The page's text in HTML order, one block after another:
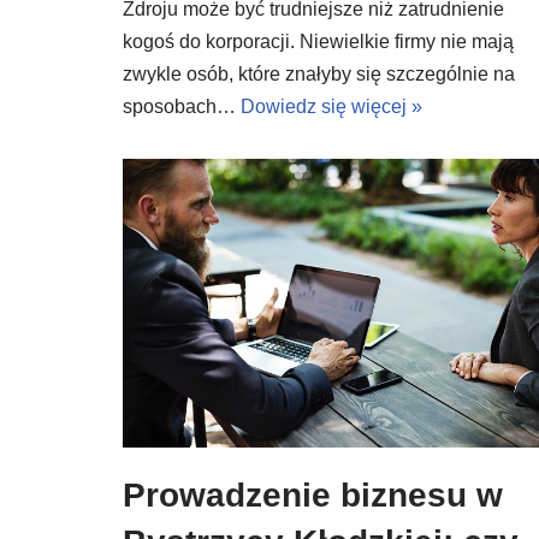
Zdroju może być trudniejsze niż zatrudnienie
kogoś do korporacji. Niewielkie firmy nie mają
zwykle osób, które znałyby się szczególnie na
sposobach… Dowiedz się więcej »
Prowadzenie biznesu w